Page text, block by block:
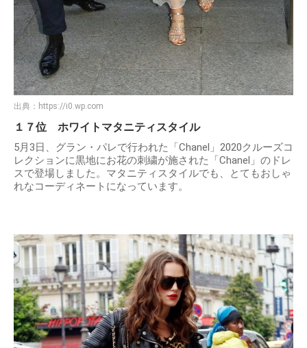
出典： https://i0.wp.com
１７位 ホワイトマタニティスタイル
5月3日、グラン・パレで行われた「Chanel」2020クルーズコ
レクションに黒地にお花の刺繍が施された「Chanel」のドレ
スで登場しました。マタニティスタイルでも、とてもおしゃ
れなコーディネートになっています。